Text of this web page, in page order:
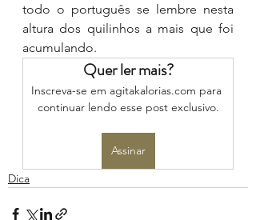
todo o português se lembre nesta
altura dos quilinhos a mais que foi
acumulando.
Quer ler mais?
Inscreva-se em agitakalorias.com para
continuar lendo esse post exclusivo.
Assinar
Dica